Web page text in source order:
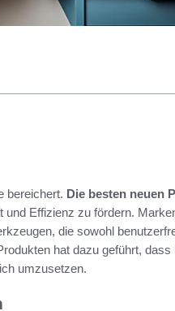
bereichert. Die besten neuen
Effizienz zu fördern.
die sowohl
hat dazu geführt,
umzusetzen.